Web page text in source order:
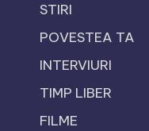
STIRI
POVESTEA TA
INTERVIURI
TIMP LIBER
FILME